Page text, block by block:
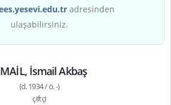
adresinden
ulaşabilirsiniz.
İsmail Akbaş
(d. 1934 / ö. -)
çiftçi